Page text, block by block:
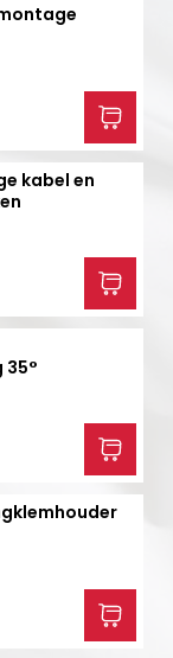
kabel en